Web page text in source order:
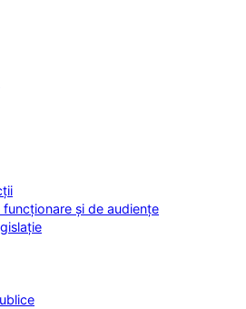
funcționare și de audiențe